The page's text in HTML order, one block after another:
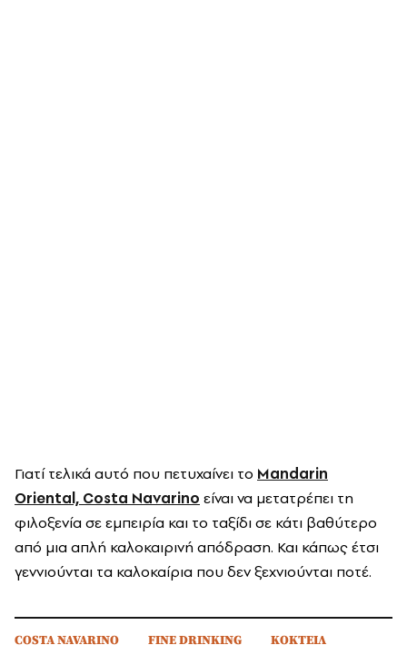
Γιατί τελικά αυτό που πετυχαίνει το Mandarin
Oriental, Costa Navarino είναι να μετατρέπει τη
φιλοξενία σε εμπειρία και το ταξίδι σε κάτι βαθύτερο
από μια απλή καλοκαιρινή απόδραση. Και κάπως έτσι
γεννιούνται τα καλοκαίρια που δεν ξεχνιούνται ποτέ.
COSTA NAVARINO FINE DRINKING
ΚΟΚΤΕΙΛ